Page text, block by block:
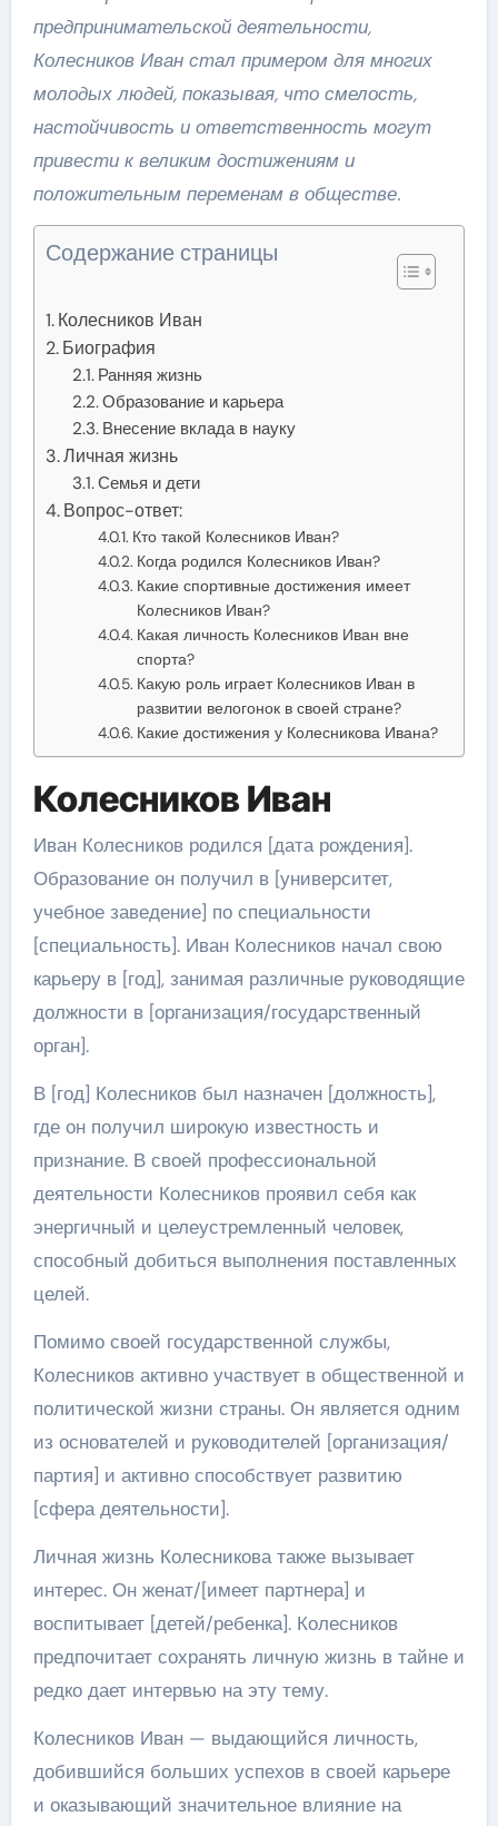
предпринимательской деятельности,
Колесников Иван стал примером для многих
молодых людей, показывая, что смелость,
настойчивость и ответственность могут
привести к великим достижениям и
положительным переменам в обществе.
Содержание страницы
Колесников Иван
Биография
Ранняя жизнь
Образование и карьера
Внесение вклада в науку
Личная жизнь
Семья и дети
Вопрос-ответ:
Кто такой Колесников Иван?
Когда родился Колесников Иван?
Какие спортивные достижения имеет
Колесников Иван?
Какая личность Колесников Иван вне
спорта?
Какую роль играет Колесников Иван в
развитии велогонок в своей стране?
Какие достижения у Колесникова Ивана?
Колесников Иван
Иван Колесников родился [дата рождения].
Образование он получил в [университет,
учебное заведение] по специальности
[специальность]. Иван Колесников начал свою
карьеру в [год], занимая различные руководящие
должности в [организация/государственный
орган].
В [год] Колесников был назначен [должность],
где он получил широкую известность и
признание. В своей профессиональной
деятельности Колесников проявил себя как
энергичный и целеустремленный человек,
способный добиться выполнения поставленных
целей.
Помимо своей государственной службы,
Колесников активно участвует в общественной и
политической жизни страны. Он является одним
из основателей и руководителей [организация/
партия] и активно способствует развитию
[сфера деятельности].
Личная жизнь Колесникова также вызывает
интерес. Он женат/[имеет партнера] и
воспитывает [детей/ребенка]. Колесников
предпочитает сохранять личную жизнь в тайне и
редко дает интервью на эту тему.
Колесников Иван — выдающийся личность,
добившийся больших успехов в своей карьере
и оказывающий значительное влияние на